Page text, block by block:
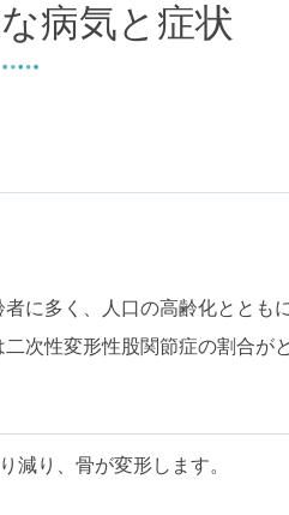
病気と症状
に多く、人口の高齢化ととも
次性変形性股関節症の割合が
減り、骨が変形します。